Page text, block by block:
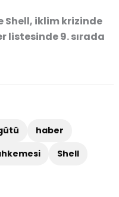
Shell, iklim krizinde
listesinde 9. sırada
haber
Shell